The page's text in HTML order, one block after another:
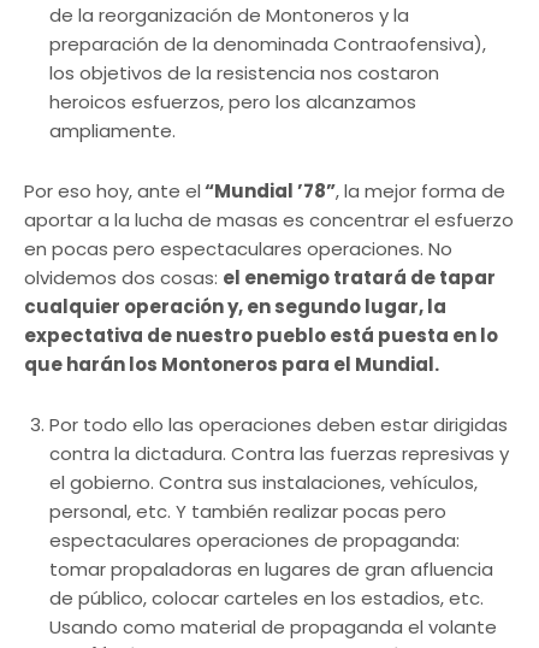
de la reorganización de Montoneros y la
preparación de la denominada Contraofensiva),
los objetivos de la resistencia nos costaron
heroicos esfuerzos, pero los alcanzamos
ampliamente.
Por eso hoy, ante el“Mundial ’78”, la mejor forma de
aportar a la lucha de masas es concentrar el esfuerzo
en pocas pero espectaculares operaciones. No
olvidemos dos cosas: el enemigo tratará de tapar
cualquier operación y, en segundo lugar, la
expectativa de nuestro pueblo está puesta en lo
que harán los Montoneros para el Mundial.
Por todo ello las operaciones deben estar dirigidas
contra la dictadura. Contra las fuerzas represivas y
el gobierno. Contra sus instalaciones, vehículos,
personal, etc. Y también realizar pocas pero
espectaculares operaciones de propaganda:
tomar propaladoras en lugares de gran afluencia
de público, colocar carteles en los estadios, etc.
Usando como material de propaganda el volante